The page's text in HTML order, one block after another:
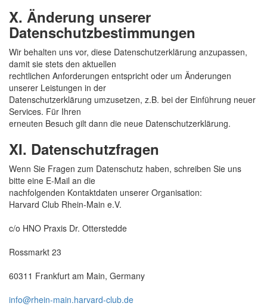
X. Änderung unserer
Datenschutzbestimmungen
Wir behalten uns vor, diese Datenschutzerklärung anzupassen,
damit sie stets den aktuellen
rechtlichen Anforderungen entspricht oder um Änderungen
unserer Leistungen in der
Datenschutzerklärung umzusetzen, z.B. bei der Einführung neuer
Services. Für Ihren
erneuten Besuch gilt dann die neue Datenschutzerklärung.
XI. Datenschutzfragen
Wenn Sie Fragen zum Datenschutz haben, schreiben Sie uns
bitte eine E-Mail an die
nachfolgenden Kontaktdaten unserer Organisation:
Harvard Club Rhein-Main e.V.
c/o HNO Praxis Dr. Otterstedde
Rossmarkt 23
60311 Frankfurt am Main, Germany
info@rhein-main.harvard-club.de